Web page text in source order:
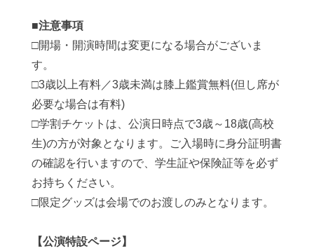
■注意事項
□開場・開演時間は変更になる場合がございま
す。
□3歳以上有料／3歳未満は膝上鑑賞無料(但し席が
必要な場合は有料)
□学割チケットは、公演日時点で3歳～ 18歳(高校
生)の方が対象となります。ご入場時に身分証明書
の確認を行いますので、学生証や保険証等を必ず
お持ちください。
□限定グッズは会場でのお渡しのみとなります。
【公演特設ページ】